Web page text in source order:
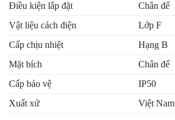
Điều kiện lắp đặt
Chân đế
Vật liệu cách điện
Lớp F
Cấp chịu nhiệt
Hạng B
Mặt bích
Chân đế
Cấp bảo vệ
IP50
Xuất xứ
Việt Nam